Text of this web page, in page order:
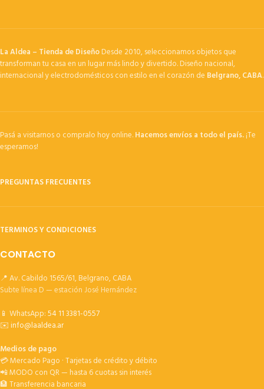
La Aldea – Tienda de DiseñoDesde 2010, seleccionamos objetos que
transforman tu casa en un lugar más lindo y divertido. Diseño nacional,
internacional y electrodomésticos con estilo en el corazón de Belgrano, CABA.
Pasá a visitarnos o compralo hoy online.Hacemos envíos a todo el país.¡Te
esperamos!
PREGUNTAS FRECUENTES
TERMINOS Y CONDICIONES
CONTACTO
📍 Av. Cabildo 1565/61, Belgrano, CABA
Subte línea D — estación José Hernández
📱 WhatsApp:54 11 3381-0557
✉️info@laaldea.ar
Medios de pago
💳 Mercado Pago · Tarjetas de crédito y débito
📲 MODO con QR — hasta 6 cuotas sin interés
🏦 Transferencia bancaria